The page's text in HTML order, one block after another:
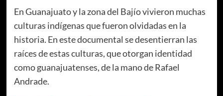
En Guanajuato y la zona del Bajío vivieron muchas
culturas indígenas que fueron olvidadas en la
historia. En este documental se desentierran las
raíces de estas culturas, que otorgan identidad
como guanajuatenses, de la mano de Rafael
Andrade.